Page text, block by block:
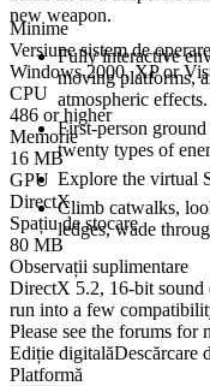
new weapon.
Fully interactive
moving platforms,
atmospheric effects.
First-person
twenty types of
Explore the virtual
Climb catwalks,
ledges, wade
Minime
Versiune sistem de operare
Windows 2000, XP or
CPU
486 or higher
Memorie
16 MB
GPU
DirectX
Spațiu de stocare
80 MB
Observații suplimentare
DirectX 5.2, 16-bit sound
run into a few
Please see the forums for
Ediție digitalăDescărcare
Platformă